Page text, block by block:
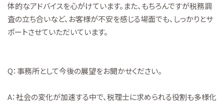
体的なアドバイスを心がけています。また、もちろんですが税務調
査の立ち合いなど、お客様が不安を感じる場面でも、しっかりとサ
ポートさせていただいています。
Q：事務所として今後の展望をお聞かせください。
A：社会の変化が加速する中で、税理士に求められる役割も多様化